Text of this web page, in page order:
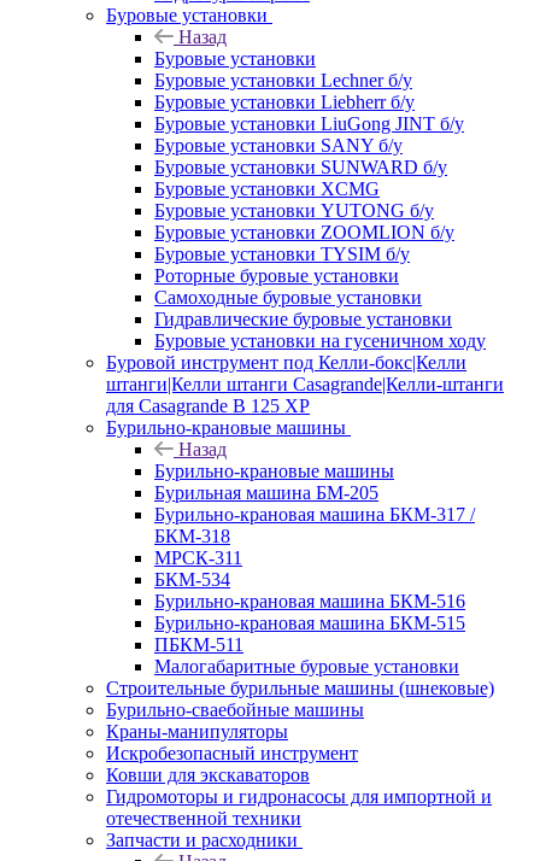
Буровые установки
Назад
Буровые установки
Буровые установки Lechner б/у
Буровые установки Liebherr б/у
Буровые установки LiuGong JINT б/у
Буровые установки SANY б/у
Буровые установки SUNWARD б/у
Буровые установки XCMG
Буровые установки YUTONG б/у
Буровые установки ZOOMLION б/у
Буровые установки TYSIM б/у
Роторные буровые установки
Самоходные буровые установки
Гидравлические буровые установки
Буровые установки на гусеничном ходу
Буровой инструмент под Келли-бокс|Келли
штанги|Келли штанги Casagrande|Келли-штанги
для Casagrande B 125 XP
Бурильно-крановые машины
Назад
Бурильно-крановые машины
Бурильная машина БМ-205
Бурильно-крановая машина БКМ-317 /
БКМ-318
МРСК-311
БКМ-534
Бурильно-крановая машина БКМ-516
Бурильно-крановая машина БКМ-515
ПБКМ-511
Малогабаритные буровые установки
Строительные бурильные машины (шнековые)
Бурильно-сваебойные машины
Краны-манипуляторы
Искробезопасный инструмент
Ковши для экскаваторов
Гидромоторы и гидронасосы для импортной и
отечественной техники
Запчасти и расходники